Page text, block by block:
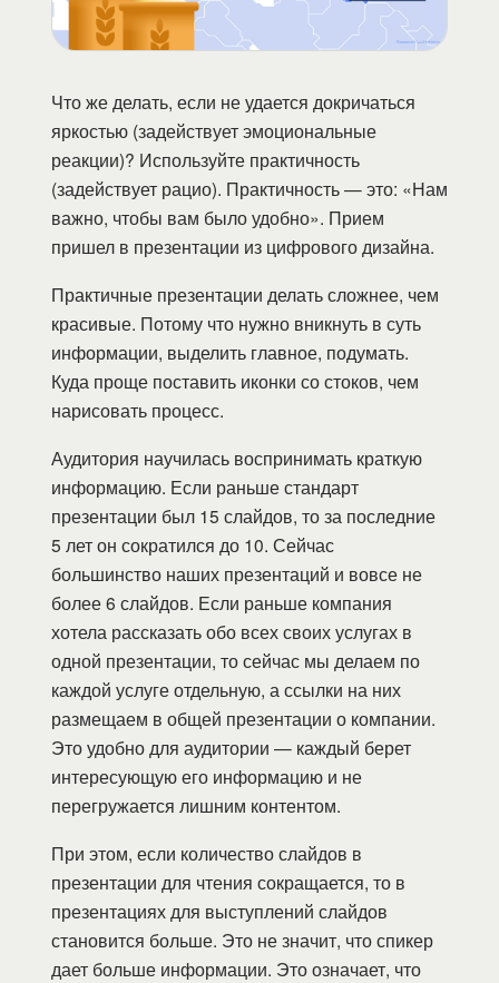
Что же делать, если не удается докричаться
яркостью (задействует эмоциональные
реакции)? Используйте практичность
(задействует рацио). Практичность — это: «Нам
важно, чтобы вам было удобно». Прием
пришел в презентации из цифрового дизайна.
Практичные презентации делать сложнее, чем
красивые. Потому что нужно вникнуть в суть
информации, выделить главное, подумать.
Куда проще поставить иконки со стоков, чем
нарисовать процесс.
Аудитория научилась воспринимать краткую
информацию. Если раньше стандарт
презентации был 15 слайдов, то за последние
5 лет он сократился до 10. Сейчас
большинство наших презентаций и вовсе не
более 6 слайдов. Если раньше компания
хотела рассказать обо всех своих услугах в
одной презентации, то сейчас мы делаем по
каждой услуге отдельную, а ссылки на них
размещаем в общей презентации о компании.
Это удобно для аудитории — каждый берет
интересующую его информацию и не
перегружается лишним контентом.
При этом, если количество слайдов в
презентации для чтения сокращается, то в
презентациях для выступлений слайдов
становится больше. Это не значит, что спикер
дает больше информации. Это означает, что